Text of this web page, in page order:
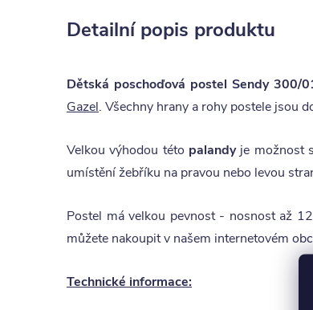
Detailní popis produktu
Dětská poschoďová postel Sendy 300/
Gazel. Všechny hrany a rohy postele jsou
Velkou výhodou této palandy je možnost
umístění žebříku na pravou nebo levou
Postel má velkou pevnost - nosnost až
můžete nakoupit v našem internetovém
Technické informace: